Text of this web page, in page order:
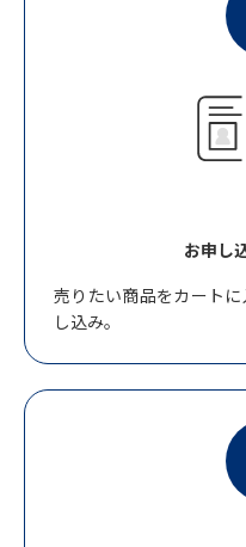
お申し
売りたい商品をカート
し込み。